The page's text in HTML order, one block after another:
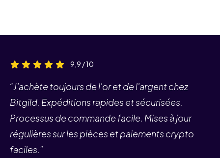
9,9 / 10
“J'achète toujours de l'or et de l'argent chez
Bitgild. Expéditions rapides et sécurisées.
Processus de commande facile. Mises à jour
régulières sur les pièces et paiements crypto
faciles.”